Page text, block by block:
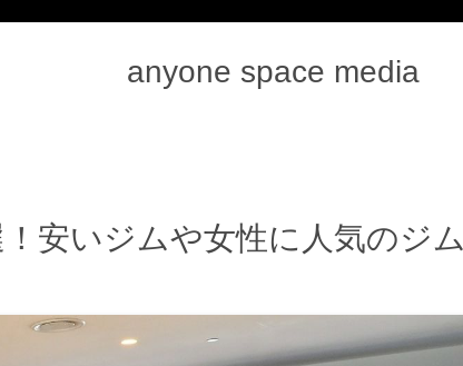
anyone space media
安いジムや女性に人気のジム